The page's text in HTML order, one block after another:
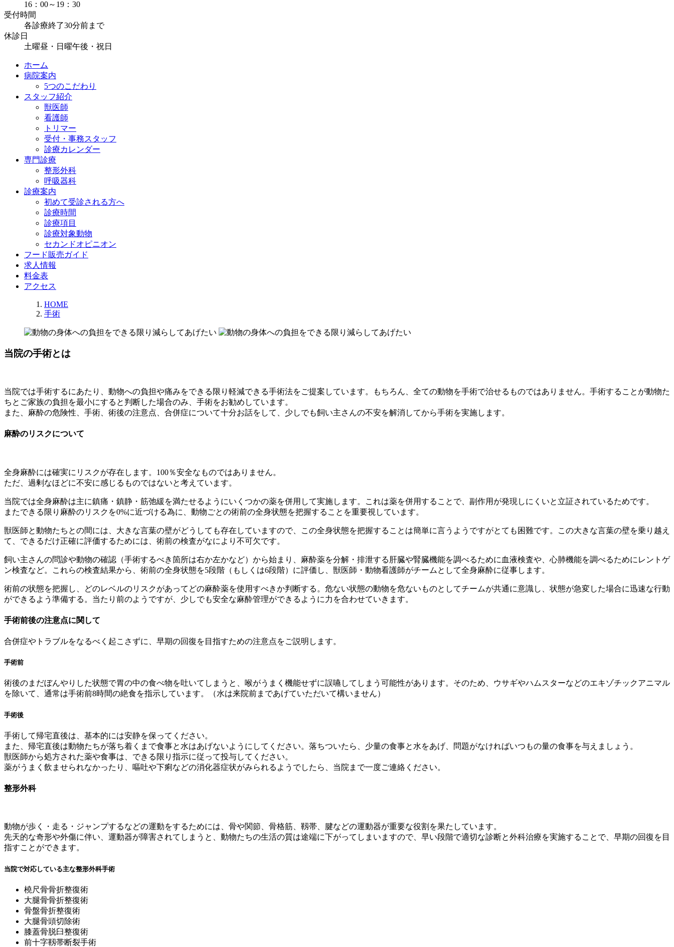
16：00～19：30
受付時間
各診療終了30分前まで
休診日
土曜昼・日曜午後・祝日
ホーム
病院案内
5つのこだわり
スタッフ紹介
獣医師
看護師
トリマー
受付・事務スタッフ
診療カレンダー
専門診療
整形外科
呼吸器科
診療案内
初めて受診される方へ
診療時間
診療項目
診療対象動物
セカンドオピニオン
フード販売ガイド
求人情報
料金表
アクセス
HOME
手術
当院の手術とは
当院では手術するにあたり、 動物への負担や痛みをできる限り軽減できる手術法をご提案しています。 もちろん、全ての動物を手術で治せるものではありません。 手術することが動物た
ちとご家族の負担を最小にすると判断した場合のみ、手術をお勧めしています。
また、麻酔の危険性、手術、術後の注意点、合併症について十分お話をして、少しでも飼い主さんの不安を解消してから手術を実施します。
麻酔のリスクについて
全身麻酔には確実にリスクが存在します。100％安全なものではありません。
ただ、 過剰なほどに不安に感じるものではないと考えています。
当院では全身麻酔は主に鎮痛・鎮静・筋弛緩を満たせるようにいくつかの薬を併用して実施します。これは薬を併用することで、副作用が発現しにくいと立証されているためです。
またできる限り麻酔のリスクを0%に近づける為に、動物ごとの術前の全身状態を把握することを重要視しています。
獣医師と動物たちとの間には、大きな言葉の壁がどうしても存在していますので、この全身状態を把握することは簡単に言うようですがとても困難です。この大きな言葉の壁を乗り越え
て、できるだけ正確に評価するためには、術前の検査がなにより不可欠です。
飼い主さんの問診や動物の確認（手術するべき箇所は右か左かなど）から始まり、麻酔薬を分解・排泄する肝臓や腎臓機能を調べるために血液検査や、心肺機能を調べるためにレントゲ
ン検査など。これらの検査結果から、術前の全身状態を5段階（もしくは6段階）に評価し、獣医師・動物看護師がチームとして全身麻酔に従事します。
術前の状態を把握し、どのレベルのリスクがあってどの麻酔薬を使用すべきか判断する。 危ない状態の動物を危ないものとしてチームが共通に意識し、状態が急変した場合に迅速な行動
ができるよう準備する。当たり前のようですが、少しでも安全な麻酔管理ができるように力を合わせていきます。
手術前後の注意点に関して
合併症やトラブルをなるべく起こさずに、早期の回復を目指すための注意点をご説明します。
手術前
術後のまだぼんやりした状態で胃の中の食べ物を吐いてしまうと、喉がうまく機能せずに誤嚥してしまう可能性があります。そのため、ウサギやハムスターなどのエキゾチックアニマル
を除いて、通常は手術前8時間の絶食を指示しています。（水は来院前まであげていただいて構いません）
手術後
手術して帰宅直後は、基本的には安静を保ってください。
また、帰宅直後は動物たちが落ち着くまで食事と水はあげないようにしてください。 落ちついたら、少量の食事と水をあげ、問題がなければいつもの量の食事を与えましょう 。
獣医師から処方された薬や食事は、できる限り指示に従って投与してください。
薬がうまく飲ませられなかったり、嘔吐や下痢などの消化器症状がみられるようでしたら、当院まで一度ご連絡ください。
整形外科
動物が歩く・走る・ジャンプするなどの運動をするためには、骨や関節、骨格筋、靱帯、腱などの運動器が重要な役割を果たしています。
先天的な奇形や外傷に伴い、運動器が障害されてしまうと、動物たちの生活の質は途端に下がってしまいますので、 早い段階で適切な診断と外科治療を実施することで、早期の回復を目
指すことができます。
当院で対応している主な整形外科手術
橈尺骨骨折整復術
大腿骨骨折整復術
骨盤骨折整復術
大腿骨頭切除術
膝蓋骨脱臼整復術
前十字靱帯断裂手術